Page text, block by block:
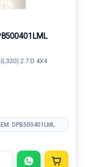
(L320) 2.7 D 4X4
DPB500401LML